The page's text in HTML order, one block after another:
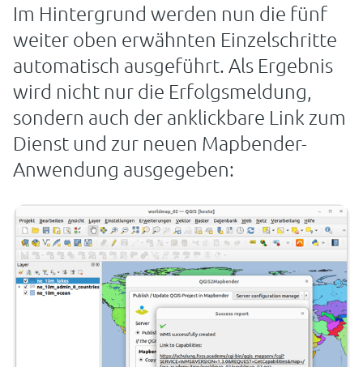
Im Hintergrund werden nun die fünf
weiter oben erwähnten Einzelschritte
automatisch ausgeführt. Als Ergebnis
wird nicht nur die Erfolgsmeldung,
sondern auch der anklickbare Link zum
Dienst und zur neuen Mapbender-
Anwendung ausgegeben: